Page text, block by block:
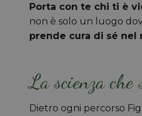
Porta con te chi ti è
non è solo un luogo
prende cura di sé nel
La scienza
Dietro ogni percorso